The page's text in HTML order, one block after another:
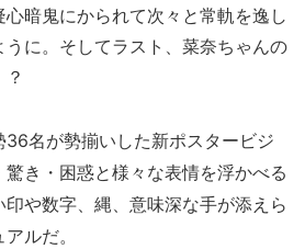
心暗鬼にかられて次々と常軌を逸し
うに。そしてラスト、菜奈ちゃんの
36名が勢揃いした新ポスタービジ
き・困惑と様々な表情を浮かべる
や数字、縄、意味深な手が添えら
ルだ。